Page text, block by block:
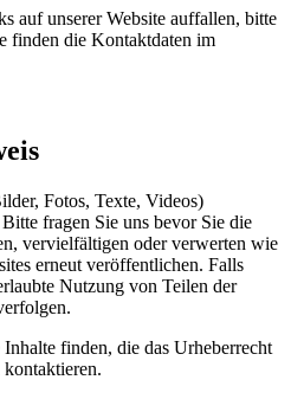
auf unserer Website auffallen, bitte
finden die Kontaktdaten im
Fotos, Texte, Videos)
fragen Sie uns bevor Sie die
vervielfältigen oder verwerten wie
erneut veröffentlichen. Falls
Nutzung von Teilen der
finden, die das Urheberrecht